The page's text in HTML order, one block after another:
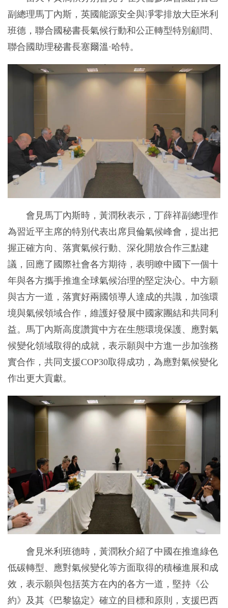
副總理馬丁內斯，英國能源安全與凈零排放大臣米利
班德，聯合國秘書長氣候行動和公正轉型特別顧問、
聯合國助理秘書長塞爾溫·哈特。
會見馬丁內斯時，黃潤秋表示，丁薛祥副總理作
為習近平主席的特別代表出席貝倫氣候峰會，提出把
握正確方向、落實氣候行動、深化開放合作三點建
議，回應了國際社會各方期待，表明瞭中國下一個十
年與各方攜手推進全球氣候治理的堅定決心。中方願
與古方一道，落實好兩國領導人達成的共識，加強環
境與氣候領域合作，維護好發展中國家團結和共同利
益。馬丁內斯高度讚賞中方在生態環境保護、應對氣
候變化領域取得的成就，表示願與中方進一步加強務
實合作，共同支援COP30取得成功，為應對氣候變化
作出更大貢獻。
會見米利班德時，黃潤秋介紹了中國在推進綠色
低碳轉型、應對氣候變化等方面取得的積極進展和成
效，表示願與包括英方在內的各方一道，堅持《公
約》及其《巴黎協定》確立的目標和原則，支援巴西